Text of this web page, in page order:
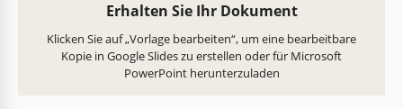
Erhalten Sie Ihr Dokument
Klicken Sie auf „Vorlage bearbeiten“, um eine bearbeitbare
Kopie in Google Slides zu erstellen oder für Microsoft
PowerPoint herunterzuladen